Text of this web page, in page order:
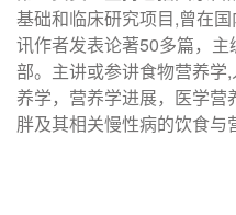
基础和临床研究项目,曾在
讯作者发表论著50多篇，
部。主讲或参讲食物营养学
养学，营养学进展，医学
胖及其相关慢性病的饮食与